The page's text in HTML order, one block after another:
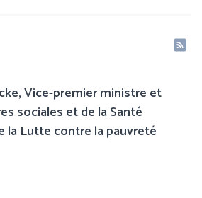
Vice-premier ministre et
sociales et de la Santé
la Lutte contre la pauvreté